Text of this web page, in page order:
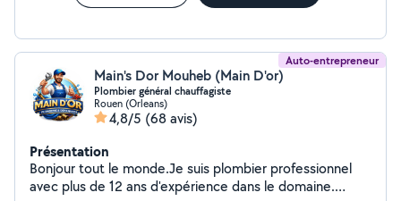
Auto-entrepreneur
Main's Dor Mouheb (Main D'or)
Plombier général chauffagiste
Rouen (Orleans)
4,8/5 (68 avis)
Présentation
Bonjour tout le monde.Je suis plombier professionnel
avec plus de 12 ans d'expérience dans le domaine.